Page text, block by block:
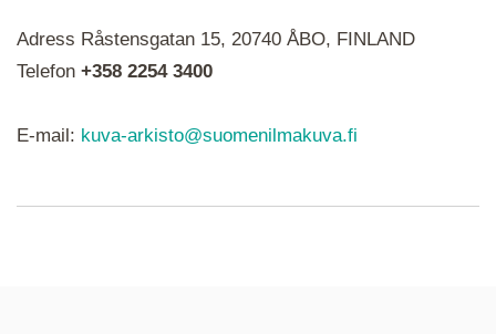
ikoner är det en serie i varje. Utplacerade bilder
syns som nålar istället.
Adress Råstensgatan 15, 20740 ÅBO, FINLAND
Telefon +358 2254 3400
E-mail: kuva-arkisto@suomenilmakuva.fi